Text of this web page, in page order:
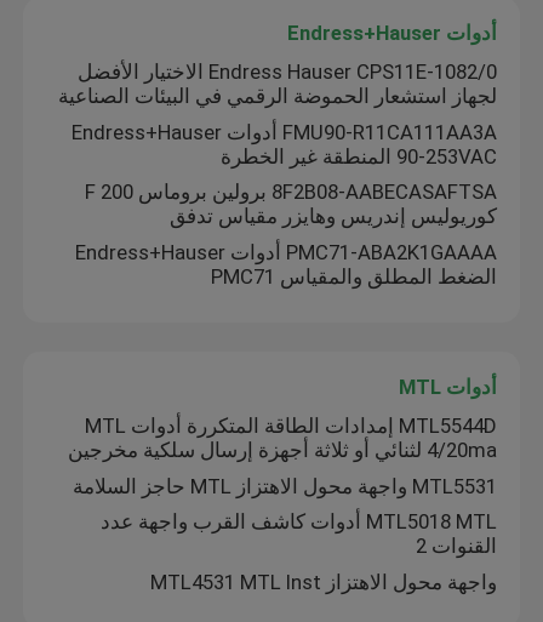
أدوات Endress+Hauser
Endress Hauser CPS11E-1082/0 الاختيار الأفضل
لجهاز استشعار الحموضة الرقمي في البيئات الصناعية
FMU90-R11CA111AA3A أدوات Endress+Hauser
90-253VAC المنطقة غير الخطرة
8F2B08-AABECASAFTSA برولين بروماس F 200
كوريوليس إندريس وهايزر مقياس تدفق
PMC71-ABA2K1GAAAA أدوات Endress+Hauser
الضغط المطلق والمقياس PMC71
أدوات MTL
MTL5544D إمدادات الطاقة المتكررة أدوات MTL
4/20ma لثنائي أو ثلاثة أجهزة إرسال سلكية مخرجين
MTL5531 واجهة محول الاهتزاز MTL حاجز السلامة
MTL5018 MTL أدوات كاشف القرب واجهة عدد
القنوات 2
واجهة محول الاهتزاز MTL4531 MTL Inst